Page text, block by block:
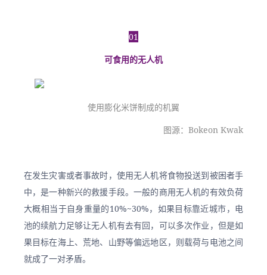
01
可食用的无人机
使用膨化米饼制成的机翼
图源：Bokeon Kwak
在发生灾害或者事故时，使用无人机将食物投送到被困者手
中，是一种新兴的救援手段。一般的商用无人机的有效负荷
大概相当于自身重量的10%~30%，如果目标靠近城市，电
池的续航力足够让无人机有去有回，可以多次作业，但是如
果目标在海上、荒地、山野等偏远地区，则载荷与电池之间
就成了一对矛盾。